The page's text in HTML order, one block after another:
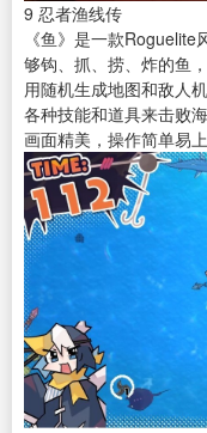
9 忍者渔线传
《鱼》是一款
够钩、抓、捞、炸的鱼
用随机生成地图和敌人
各种技能和道具来击败
画面精美，操作简单易